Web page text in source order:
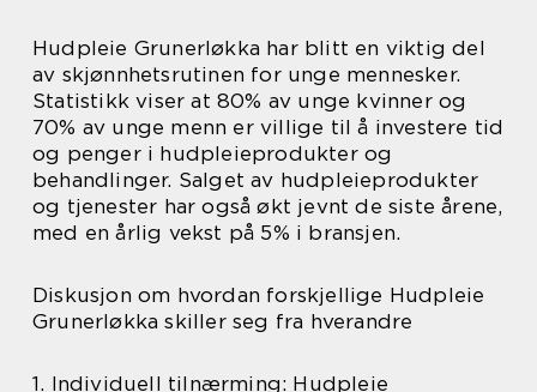
Hudpleie Grunerløkka har blitt en viktig del
av skjønnhetsrutinen for unge mennesker.
Statistikk viser at 80% av unge kvinner og
70% av unge menn er villige til å investere tid
og penger i hudpleieprodukter og
behandlinger. Salget av hudpleieprodukter
og tjenester har også økt jevnt de siste årene,
med en årlig vekst på 5% i bransjen.
Diskusjon om hvordan forskjellige Hudpleie
Grunerløkka skiller seg fra hverandre
1. Individuell tilnærming: Hudpleie